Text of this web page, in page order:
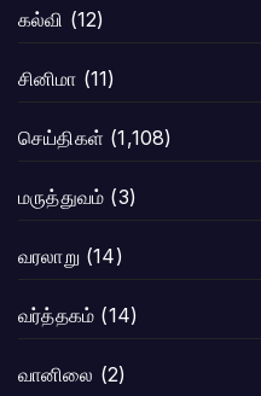
கல்வி (12)
சினிமா (11)
செய்திகள் (1,108)
மருத்துவம் (3)
வரலாறு (14)
வர்த்தகம் (14)
வானிலை (2)